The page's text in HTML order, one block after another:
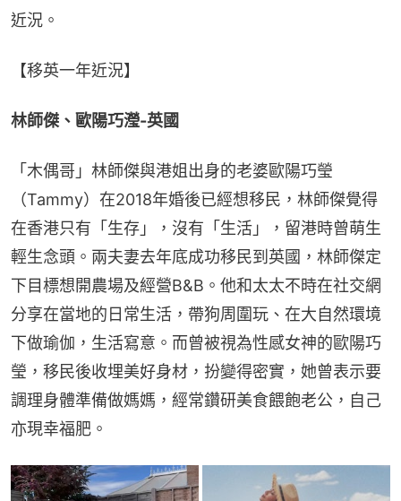
近況。
【移英一年近況】
林師傑、歐陽巧瀅-英國
「木偶哥」林師傑與港姐出身的老婆歐陽巧瑩
（Tammy）在2018年婚後已經想移民，林師傑覺得
在香港只有「生存」，沒有「生活」，留港時曾萌生
輕生念頭。兩夫妻去年底成功移民到英國，林師傑定
下目標想開農場及經營B&B。他和太太不時在社交網
分享在當地的日常生活，帶狗周圍玩、在大自然環境
下做瑜伽，生活寫意。而曾被視為性感女神的歐陽巧
瑩，移民後收埋美好身材，扮變得密實，她曾表示要
調理身體準備做媽媽，經常鑽研美食餵飽老公，自己
亦現幸福肥。